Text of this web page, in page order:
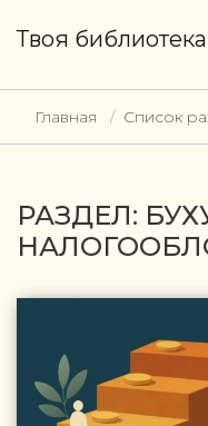
Твоя библиотека
Главная Список
РАЗДЕЛ: